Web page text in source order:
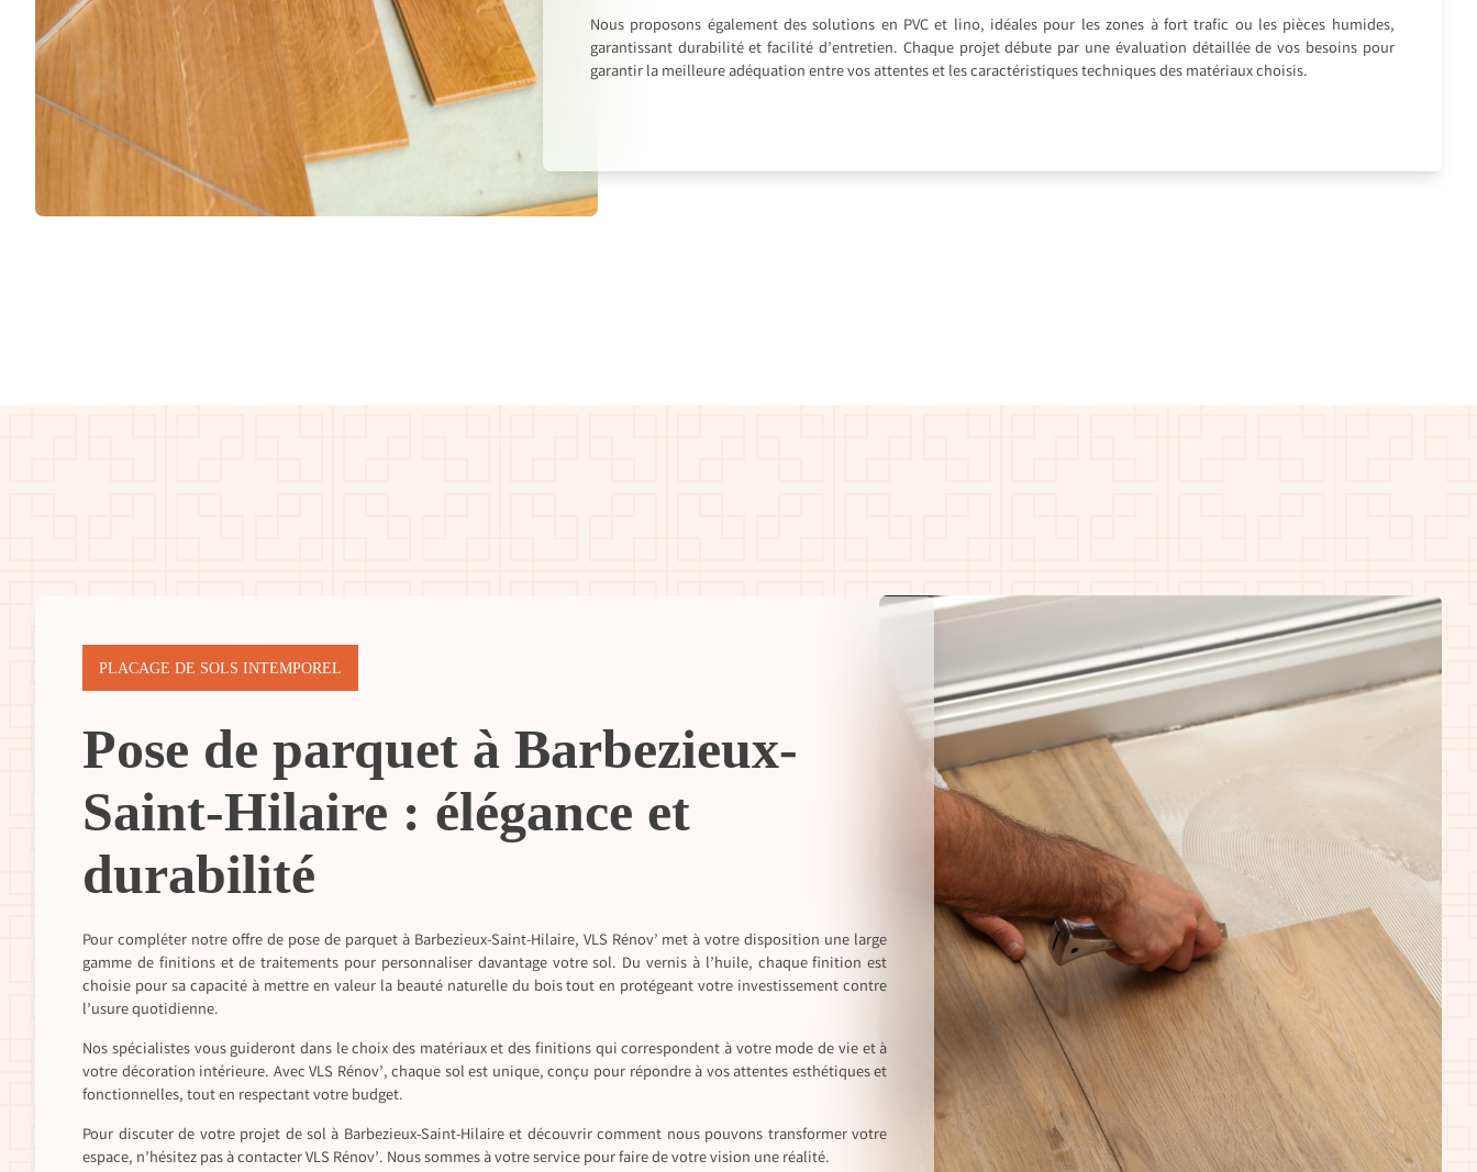
Nous proposons également des solutions en PVC et lino, idéales pour les zones à fort trafic ou les pièces humides,
garantissant durabilité et facilité d’entretien. Chaque projet débute par une évaluation détaillée de vos besoins pour
garantir la meilleure adéquation entre vos attentes et les caractéristiques techniques des matériaux choisis.
PLACAGE DE SOLS INTEMPOREL
Pose de parquet à Barbezieux-
Saint-Hilaire : élégance et
durabilité
Pour compléter notre offre de pose de parquet à Barbezieux-Saint-Hilaire, VLS Rénov’ met à votre disposition une large
gamme de finitions et de traitements pour personnaliser davantage votre sol. Du vernis à l’huile, chaque finition est
choisie pour sa capacité à mettre en valeur la beauté naturelle du bois tout en protégeant votre investissement contre
l’usure quotidienne.
Nos spécialistes vous guideront dans le choix des matériaux et des finitions qui correspondent à votre mode de vie et à
votre décoration intérieure. Avec VLS Rénov’, chaque sol est unique, conçu pour répondre à vos attentes esthétiques et
fonctionnelles, tout en respectant votre budget.
Pour discuter de votre projet de sol à Barbezieux-Saint-Hilaire et découvrir comment nous pouvons transformer votre
espace, n’hésitez pas à contacter VLS Rénov’. Nous sommes à votre service pour faire de votre vision une réalité.